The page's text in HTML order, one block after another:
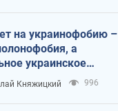
на украинофобию –
а
украинское
Княжицкий 996